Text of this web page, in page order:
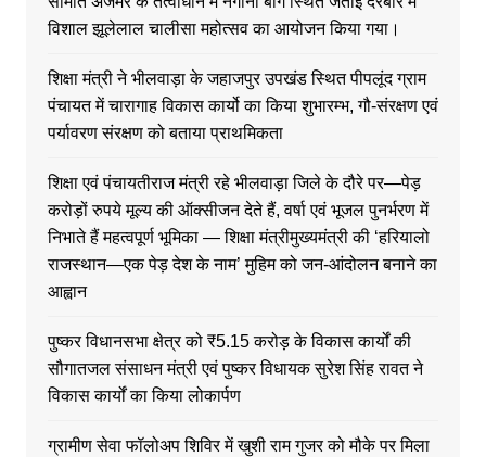
विशाल झूलेलाल चालीसा महोत्सव का आयोजन किया गया।
शिक्षा मंत्री ने भीलवाड़ा के जहाजपुर उपखंड स्थित पीपलूंद ग्राम
पंचायत में चारागाह विकास कार्यो का किया शुभारम्भ, गौ-संरक्षण एवं
पर्यावरण संरक्षण को बताया प्राथमिकता
शिक्षा एवं पंचायतीराज मंत्री रहे भीलवाड़ा जिले के दौरे पर—पेड़
करोड़ों रुपये मूल्य की ऑक्सीजन देते हैं, वर्षा एवं भूजल पुनर्भरण में
निभाते हैं महत्वपूर्ण भूमिका — शिक्षा मंत्रीमुख्यमंत्री की ‘हरियालो
राजस्थान—एक पेड़ देश के नाम’ मुहिम को जन-आंदोलन बनाने का
आह्वान
पुष्कर विधानसभा क्षेत्र को ₹5.15 करोड़ के विकास कार्यों की
सौगातजल संसाधन मंत्री एवं पुष्कर विधायक सुरेश सिंह रावत ने
विकास कार्यों का किया लोकार्पण
ग्रामीण सेवा फॉलोअप शिविर में खुशी राम गुजर को मौके पर मिला